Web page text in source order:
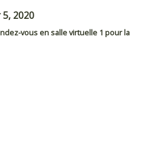
2020
vous en salle virtuelle 1 pour la